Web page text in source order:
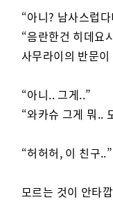
“아니? 남사스럽
“음란한건 히데요
사무라이의 반문
“아니.. 그게..”
“와카슈 그게 뭐..
“허허허, 이 친구..”
모르는 것이 안타